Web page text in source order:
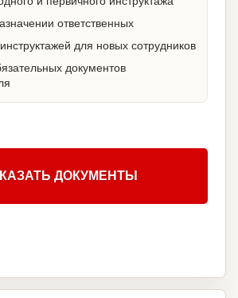
ответственных
для новых сотрудников
документов
ДОКУМЕНТЫ